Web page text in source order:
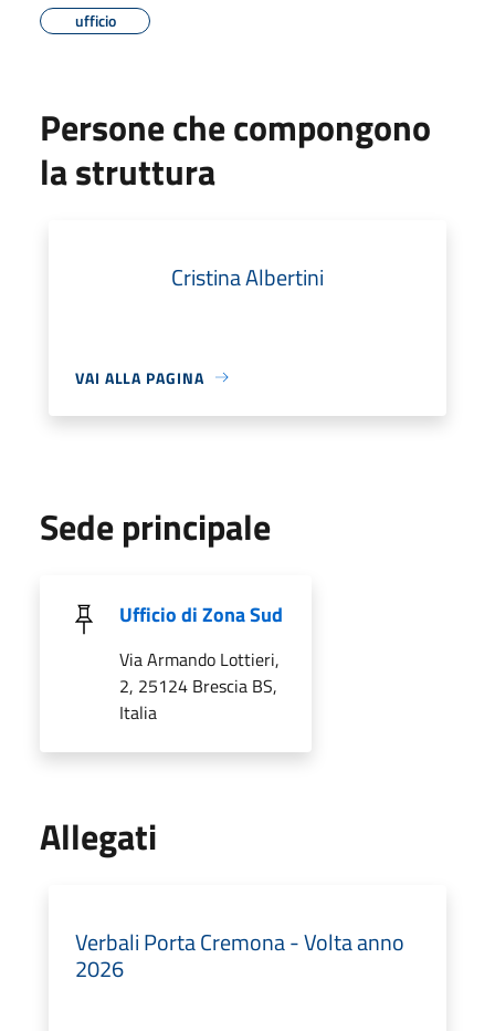
ufficio
Persone che compongono
la struttura
Cristina Albertini
VAI ALLA PAGINA
Sede principale
Ufficio di Zona Sud
Via Armando Lottieri,
2, 25124 Brescia BS,
Italia
Allegati
Verbali Porta Cremona - Volta anno
2026